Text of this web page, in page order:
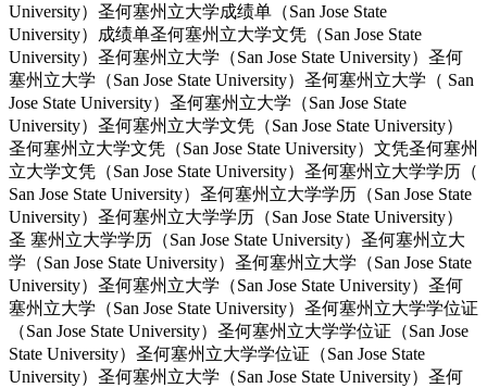
University）圣何塞州立大学成绩单（San Jose State
University）成绩单圣何塞州立大学文凭（San Jose State
University）圣何塞州立大学（San Jose State University）圣何
塞州立大学（San Jose State University）圣何塞州立大学（ San
Jose State University）圣何塞州立大学（San Jose State
University）圣何塞州立大学文凭（San Jose State University）
圣何塞州立大学文凭（San Jose State University）文凭圣何塞州
立大学文凭（San Jose State University）圣何塞州立大学学历（
San Jose State University）圣何塞州立大学学历（San Jose State
University）圣何塞州立大学学历（San Jose State University）
圣 塞州立大学学历（San Jose State University）圣何塞州立大
学（San Jose State University）圣何塞州立大学（San Jose State
University）圣何塞州立大学（San Jose State University）圣何
塞州立大学（San Jose State University）圣何塞州立大学学位证
（San Jose State University）圣何塞州立大学学位证（San Jose
State University）圣何塞州立大学学位证（San Jose State
University）圣何塞州立大学（San Jose State University）圣何